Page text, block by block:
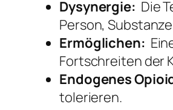
Dysynergie: Die
Person,
Ermöglichen:
Fortschreiten der
Endogenes
tolerieren.